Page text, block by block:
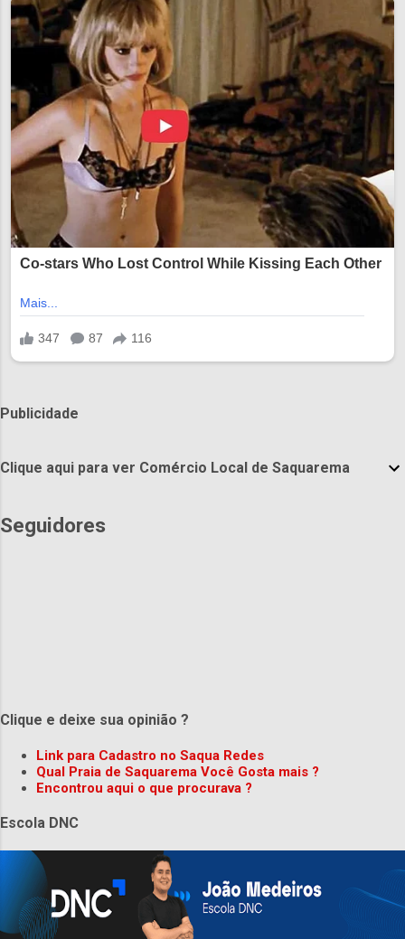
Publicidade
Clique aqui para ver Comércio Local de Saquarema
Seguidores
Clique e deixe sua opinião ?
Link para Cadastro no Saqua Redes
Qual Praia de Saquarema Você Gosta mais ?
Encontrou aqui o que procurava ?
Escola DNC